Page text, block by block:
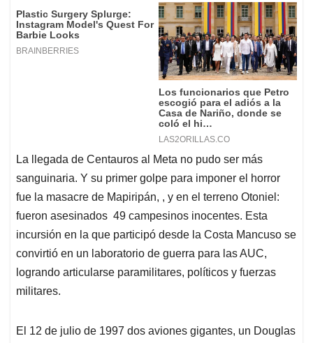
La llegada de Centauros al Meta no pudo ser más
sanguinaria. Y su primer golpe para imponer el horror
fue la masacre de Mapiripán, , y en el terreno Otoniel:
fueron asesinados 49 campesinos inocentes. Esta
incursión en la que participó desde la Costa Mancuso se
convirtió en un laboratorio de guerra para las AUC,
logrando articularse paramilitares, políticos y fuerzas
militares.
El 12 de julio de 1997 dos aviones gigantes, un Douglas